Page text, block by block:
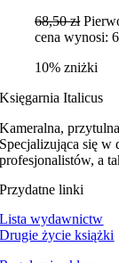
68,50zł
cena wynosi:
10% zniżki
Księgarnia Italicus
Kameralna,
Specjalizująca się w
profesjonalistów, a
Przydatne linki
Lista wydawnictw
Drugie życie książki